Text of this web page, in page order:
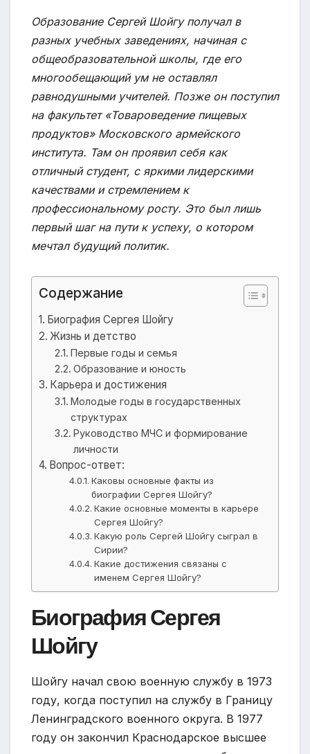
Образование Сергей Шойгу получал в
разных учебных заведениях, начиная с
общеобразовательной школы, где его
многообещающий ум не оставлял
равнодушными учителей. Позже он поступил
на факультет «Товароведение пищевых
продуктов» Московского армейского
института. Там он проявил себя как
отличный студент, с яркими лидерскими
качествами и стремлением к
профессиональному росту. Это был лишь
первый шаг на пути к успеху, о котором
мечтал будущий политик.
Содержание
Биография Сергея Шойгу
Жизнь и детство
Первые годы и семья
Образование и юность
Карьера и достижения
Молодые годы в государственных
структурах
Руководство МЧС и формирование
личности
Вопрос-ответ:
Каковы основные факты из
биографии Сергея Шойгу?
Какие основные моменты в карьере
Сергея Шойгу?
Какую роль Сергей Шойгу сыграл в
Сирии?
Какие достижения связаны с
именем Сергея Шойгу?
Биография Сергея
Шойгу
Шойгу начал свою военную службу в 1973
году, когда поступил на службу в Границу
Ленинградского военного округа. В 1977
году он закончил Краснодарское высшее